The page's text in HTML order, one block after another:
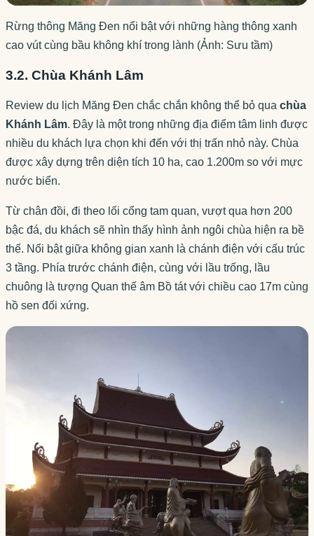
Rừng thông Măng Đen nổi bật với những hàng thông xanh
cao vút cùng bầu không khí trong lành (Ảnh: Sưu tầm)
3.2. Chùa Khánh Lâm
Review du lịch Măng Đen chắc chắn không thể bỏ qua chùa
Khánh Lâm. Đây là một trong những địa điểm tâm linh được
nhiều du khách lựa chọn khi đến với thị trấn nhỏ này. Chùa
được xây dựng trên diện tích 10 ha, cao 1.200m so với mực
nước biển.
Từ chân đồi, đi theo lối cổng tam quan, vượt qua hơn 200
bậc đá, du khách sẽ nhìn thấy hình ảnh ngôi chùa hiện ra bề
thế. Nổi bật giữa không gian xanh là chánh điện với cấu trúc
3 tầng. Phía trước chánh điện, cùng với lầu trống, lầu
chuông là tượng Quan thế âm Bồ tát với chiều cao 17m cùng
hồ sen đối xứng.